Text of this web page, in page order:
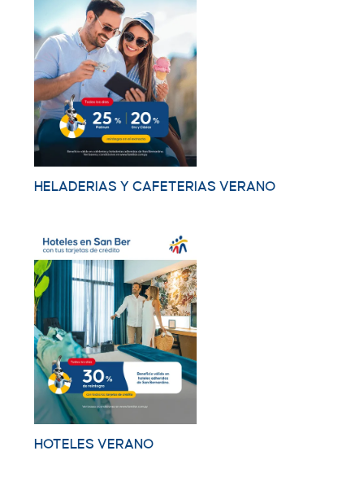
HELADERIAS Y CAFETERIAS VERANO
HOTELES VERANO